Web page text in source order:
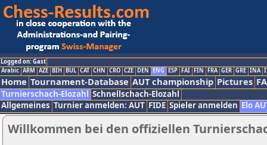
Logged on: Gast
Arabic ARM AZE BIH BUL CAT CHN CRO CZE DEN ENG ESP FAI FIN FRA GER GRE INA
Home Tournament-Database AUT championship Pictures
Turnierschach-Elozahl Schnellschach-Elozahl
Allgemeines Turnier anmelden: AUT FIDE Spieler anmelden Elo
Willkommen bei den offiziellen